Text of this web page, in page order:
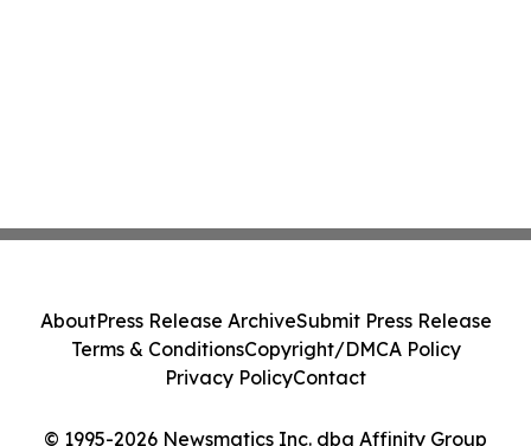
© 1995-2026 Newsmatics Inc. dba Affinity Group
AboutPress Release ArchiveSubmit Press Release
Terms & ConditionsCopyright/DMCA Policy
Privacy PolicyContact